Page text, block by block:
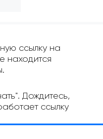
ссылку на
находится
Дождитесь,
ссылку